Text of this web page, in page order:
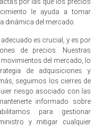
de materias primas.
al productor en marzo
alternativas.
en marzo de 2026,
de Demanda de
y recubrimientos
en 0.0% y el
en 0.7% en febrero
de Carbendazim.
le ayuda a tomar
dinámica del mercado.
es crucial, y es por
de precios. Nuestras
del mercado, lo
de adquisiciones y
seguimos los cierres de
riesgo asociado con las
informado sobre
para gestionar
y mitigar cualquier